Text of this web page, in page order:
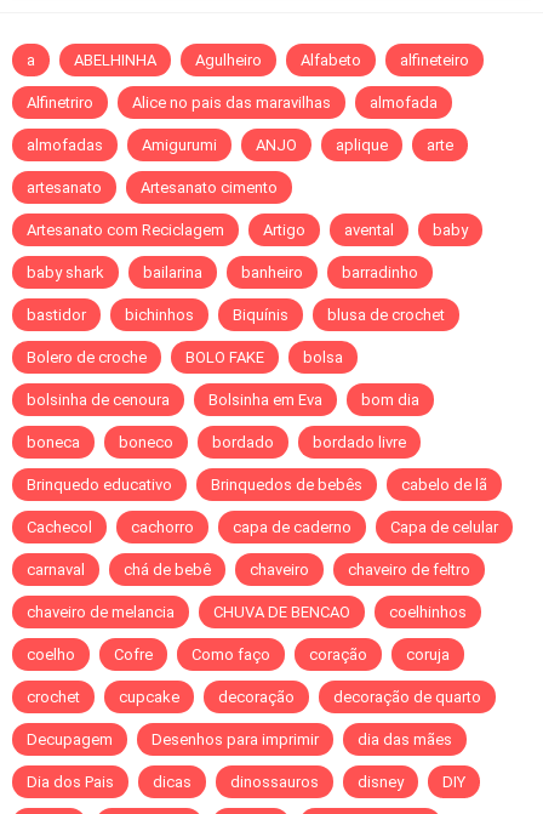
a ABELHINHA Agulheiro Alfabeto alfineteiro
Alfinetriro Alice no pais das maravilhas almofada
almofadas Amigurumi ANJO aplique arte
artesanato Artesanato cimento
Artesanato com Reciclagem Artigo avental baby
baby shark bailarina banheiro barradinho
bastidor bichinhos Biquínis blusa de crochet
Bolero de croche BOLO FAKE bolsa
bolsinha de cenoura Bolsinha em Eva bom dia
boneca boneco bordado bordado livre
Brinquedo educativo Brinquedos de bebês cabelo de lã
Cachecol cachorro capa de caderno Capa de celular
carnaval chá de bebê chaveiro chaveiro de feltro
chaveiro de melancia CHUVA DE BENCAO coelhinhos
coelho Cofre Como faço coração coruja
crochet cupcake decoração decoração de quarto
Decupagem Desenhos para imprimir dia das mães
Dia dos Pais dicas dinossauros disney DIY